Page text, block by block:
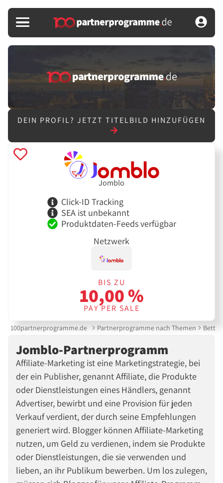
DEIN PROFIL? JETZT TITELBILD HINZUFÜGEN
Jomblo
Click-ID Tracking
SEA ist unbekannt
Produktdaten-Feeds verfügbar
Netzwerk
BIS ZU
10,00 %
PAY PER SALE
100partnerprogramme.de Partnerprogramme nach Themen
Jomblo-Partnerprogramm
Affiliate-Marketing ist eine Marketingstrategie, bei
der ein Publisher, genannt Affiliate, die Produkte
oder Dienstleistungen eines Händlers, genannt
Advertiser, bewirbt und eine Provision für jeden
Verkauf verdient, der durch seine Empfehlungen
generiert wird. Blogger können Affiliate-Marketing
nutzen, um Geld zu verdienen, indem sie Produkte
oder Dienstleistungen, die sie verwenden und
lieben, an ihr Publikum bewerben. Um los zulegen,